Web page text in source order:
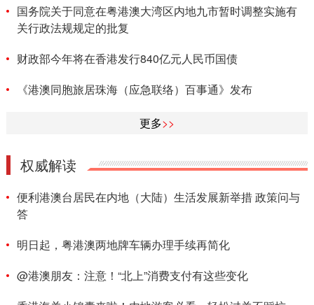
国务院关于同意在粤港澳大湾区内地九市暂时调整实施有
关行政法规规定的批复
财政部今年将在香港发行840亿元人民币国债
《港澳同胞旅居珠海（应急联络）百事通》发布
更多>>
权威解读
便利港澳台居民在内地（大陆）生活发展新举措 政策问与
答
明日起，粤港澳两地牌车辆办理手续再简化
@港澳朋友：注意！“北上”消费支付有这些变化